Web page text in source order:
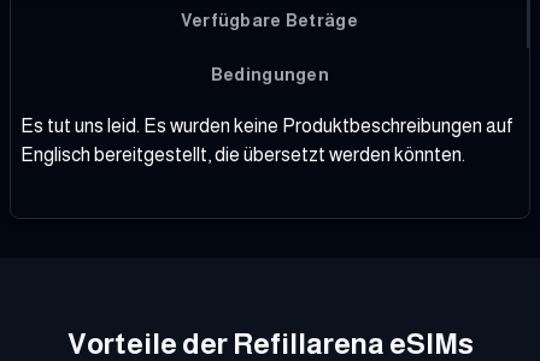
Verfügbare Beträge
Bedingungen
Es tut uns leid. Es wurden keine Produktbeschreibungen auf
Englisch bereitgestellt, die übersetzt werden könnten.
Vorteile der Refillarena eSIMs